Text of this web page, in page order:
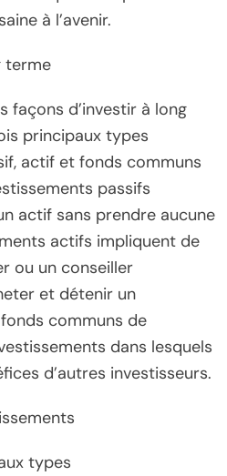
à l’avenir.
terme
façons d’investir à long
principaux types
actif et fonds communs
passifs
actif sans prendre aucune
actifs impliquent de
ou un conseiller
et détenir un
communs de
dans lesquels
d’autres investisseurs.
types